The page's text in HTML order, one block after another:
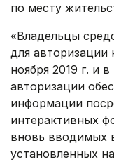
по месту
«Владельцы
для авторизации
ноября 2019 г. и
авторизации
информации
интерактивных
вновь вводимых
установленных